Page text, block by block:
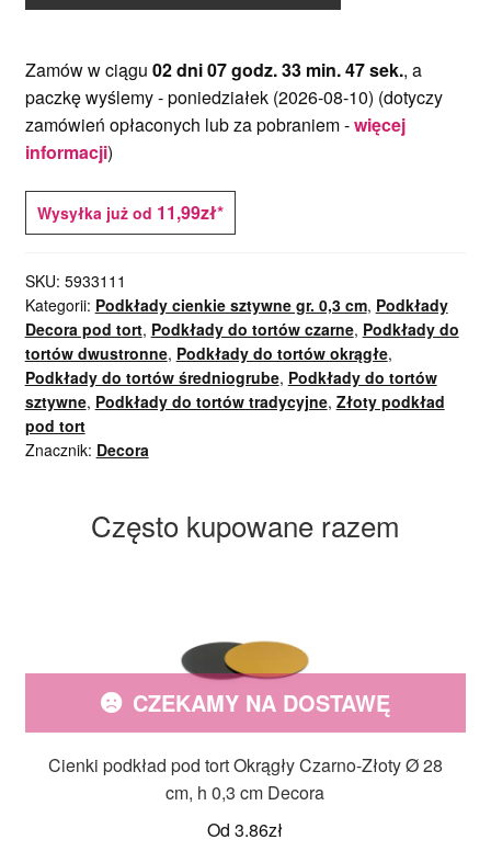
Zamów w ciągu 02 dni 07 godz. 33 min. 47 sek., a
paczkę wyślemy -poniedziałek (2026-08-10) (dotyczy
zamówień opłaconych lub za pobraniem -więcej
informacji)
Wysyłka już od 11,99zł*
SKU: 5933111
Kategorii: Podkłady cienkie sztywne gr. 0,3 cm, Podkłady
Decora pod tort, Podkłady do tortów czarne, Podkłady do
tortów dwustronne, Podkłady do tortów okrągłe,
Podkłady do tortów średniogrube, Podkłady do tortów
sztywne, Podkłady do tortów tradycyjne, Złoty podkład
pod tort
Znacznik: Decora
Często kupowane razem
Cienki podkład pod tort Okrągły Czarno-Złoty Ø 28
cm, h 0,3 cm Decora
Od3.86zł
CZEKAMY NA DOSTAWĘ